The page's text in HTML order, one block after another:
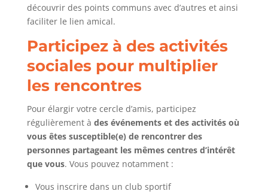
découvrir des points communs avec d’autres et ainsi
faciliter le lien amical.
Participez à des activités
sociales pour multiplier
les rencontres
Pour élargir votre cercle d’amis, participez
régulièrement à des événements et des activités où
vous êtes susceptible(e) de rencontrer des
personnes partageant les mêmes centres d’intérêt
que vous. Vous pouvez notamment :
Vous inscrire dans un club sportif